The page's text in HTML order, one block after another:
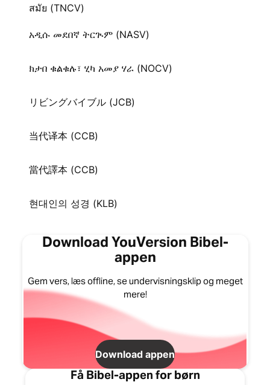
สมัย (TNCV)
አዲሱ መደበኛ ትርጒም (NASV)
ክታበ ቁልቁሉ፣ ሂካ አመያ ሃራ (NOCV)
リビングバイブル (JCB)
当代译本 (CCB)
當代譯本 (CCB)
현대인의 성경 (KLB)
Download YouVersion Bibel-
appen
Gem vers, læs offline, se undervisningsklip og meget
mere!
Download appen
Få Bibel-appen for børn